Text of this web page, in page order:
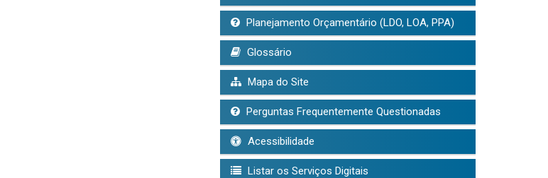
Planejamento Orçamentário (LDO, LOA, PPA)
Glossário
Mapa do Site
Perguntas Frequentemente Questionadas
Acessibilidade
Listar os Serviços Digitais